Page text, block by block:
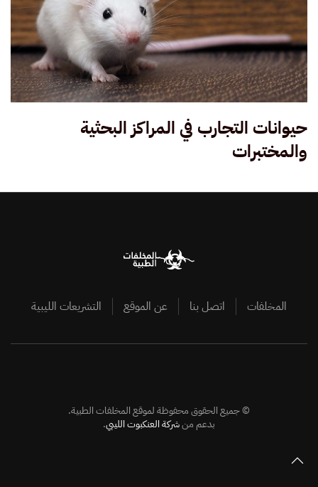
حيوانات التجارب في المراكز البحثية
والمختبرات
المخلفات اتصل بنا عن الموقع التشريعات الليبية
©جميع الحقوق محفوظة لموقع المخلفات الطبية.
بدعم منشركة العنكبوت الليبي.